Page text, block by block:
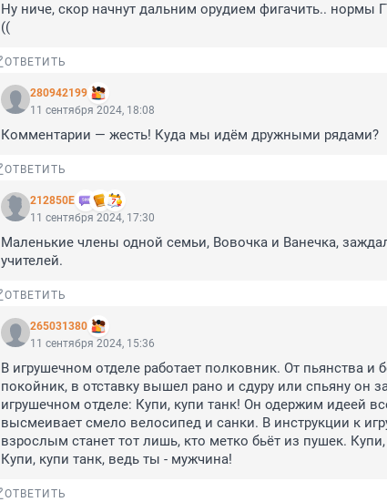
Ну ниче, скор начнут дальним орудием фигачить.. нормы
((
ОТВЕТИТЬ
280942199
11 сентября 2024, 18:08
Комментарии — жесть! Куда мы идём дружными рядами?
ОТВЕТИТЬ
212850Е
11 сентября 2024, 17:30
Маленькие члены одной семьи, Вовочка и Ванечка,
учителей.
ОТВЕТИТЬ
265031380
11 сентября 2024, 15:36
В игрушечном отделе работает полковник. От пьянства и
покойник, в отставку вышел рано и сдуру или спьяну он
игрушечном отделе: Купи, купи танк! Он одержим идеей
высмеивает смело велосипед и санки. В инструкции к
взрослым станет тот лишь, кто метко бьёт из пушек.
Купи, купи танк, ведь ты - мужчина!
ОТВЕТИТЬ